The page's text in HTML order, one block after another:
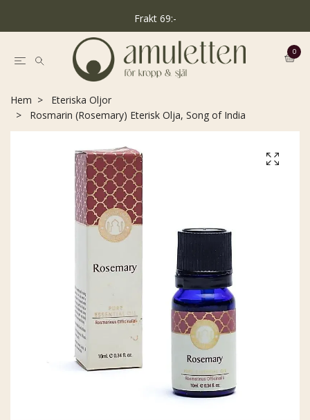
Frakt 69:-
0
Hem
Eteriska Oljor
Rosmarin (Rosemary) Eterisk Olja, Song of India